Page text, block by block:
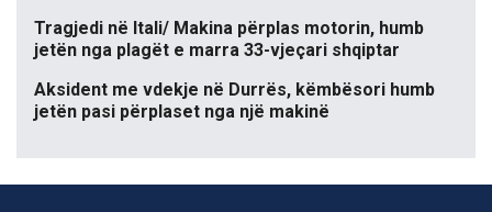
Tragjedi në Itali/ Makina përplas motorin, humb
jetën nga plagët e marra 33-vjeçari shqiptar
Aksident me vdekje në Durrës, këmbësori humb
jetën pasi përplaset nga një makinë